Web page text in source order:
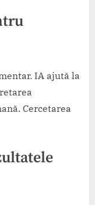
IA ajută la
Cercetarea